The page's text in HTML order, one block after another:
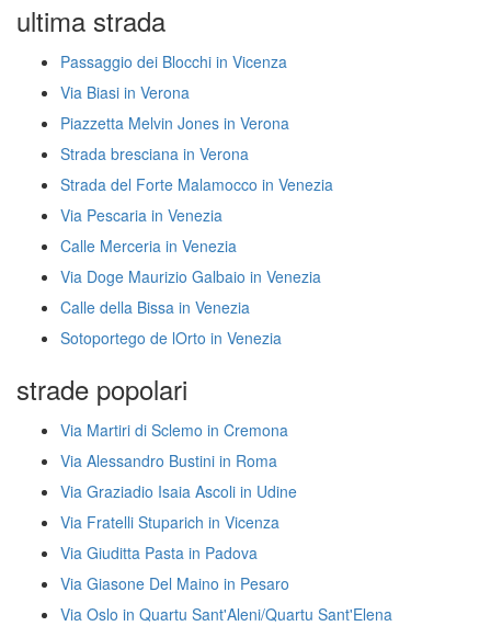
ultima strada
Passaggio dei Blocchi in Vicenza
Via Biasi in Verona
Piazzetta Melvin Jones in Verona
Strada bresciana in Verona
Strada del Forte Malamocco in Venezia
Via Pescaria in Venezia
Calle Merceria in Venezia
Via Doge Maurizio Galbaio in Venezia
Calle della Bissa in Venezia
Sotoportego de lOrto in Venezia
strade popolari
Via Martiri di Sclemo in Cremona
Via Alessandro Bustini in Roma
Via Graziadio Isaia Ascoli in Udine
Via Fratelli Stuparich in Vicenza
Via Giuditta Pasta in Padova
Via Giasone Del Maino in Pesaro
Via Oslo in Quartu Sant'Aleni/Quartu Sant'Elena